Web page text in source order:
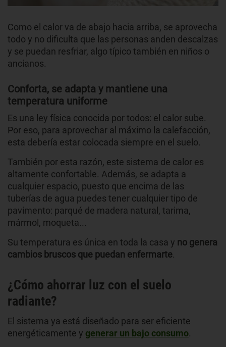
Como el calor va de abajo hacia arriba, se aprovecha
todo y no dificulta que las personas anden descalzas
y se puedan resfriar, algo típico también en niños o
ancianos.
Conforta, se adapta y mantiene una
temperatura uniforme
Es una ley física conocida por todos: el calor sube.
Por eso, para aprovechar al máximo la calefacción,
esta debería estar colocada siempre en el suelo.
También por esta razón, este sistema de calor es
altamente confortable. Además, se adapta a
cualquier espacio, puesto que encima de las
tuberías de agua puedes tener cualquier tipo de
pavimento: parqué de madera natural, tarima,
mármol, moqueta...
Su temperatura es única en toda la casa y no genera
cambios bruscos que puedan enfermarte.
¿Cómo ahorrar luz con el suelo
radiante?
El sistema ya está diseñado para ser eficiente
energéticamente y generar un bajo consumo.